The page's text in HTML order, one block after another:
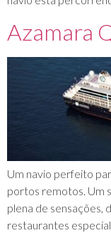
Azamara
Um navio perfeito
portos remotos. Um
plena de sensações,
restaurantes